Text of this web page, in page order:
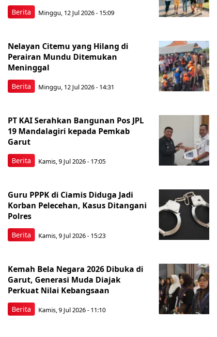
Berita Minggu, 12 Jul 2026 - 15:09
Berita
Nelayan Citemu yang Hilang di
Perairan Mundu Ditemukan
Meninggal
Minggu, 12 Jul 2026 - 14:31
Berita
PT KAI Serahkan Bangunan Pos JPL
19 Mandalagiri kepada Pemkab
Garut
Kamis, 9 Jul 2026 - 17:05
Berita
Guru PPPK di Ciamis Diduga Jadi
Korban Pelecehan, Kasus Ditangani
Polres
Kamis, 9 Jul 2026 - 15:23
Berita
Kemah Bela Negara 2026 Dibuka di
Garut, Generasi Muda Diajak
Perkuat Nilai Kebangsaan
Kamis, 9 Jul 2026 - 11:10